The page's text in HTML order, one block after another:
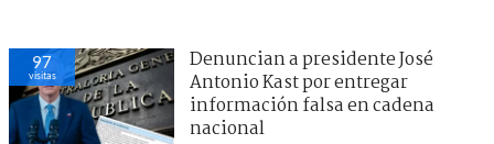
97
visitas
Denuncian a presidente José
Antonio Kast por entregar
información falsa en cadena
nacional